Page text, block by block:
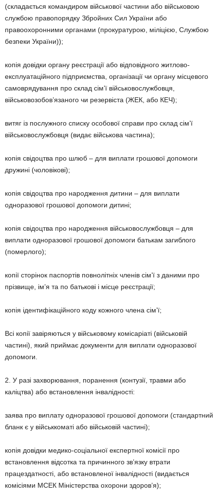
(складається командиром військової частини або військовою
службою правопорядку Збройних Сил України або
правоохоронними органами (прокуратурою, міліцією, Службою
безпеки України));
копія довідки органу реєстрації або відповідного житлово-
експлуатаційного підприємства, організації чи органу місцевого
самоврядування про склад сім’ї військовослужбовця,
військовозобов’язаного чи резервіста (ЖЕК, або КЕЧ);
витяг із послужного списку особової справи про склад сім’ї
військовослужбовця (видає військова частина);
копія свідоцтва про шлюб – для виплати грошової допомоги
дружині (чоловікові);
копія свідоцтва про народження дитини – для виплати
одноразової грошової допомоги дитині;
копія свідоцтва про народження військовослужбовця – для
виплати одноразової грошової допомоги батькам загиблого
(померлого);
копії сторінок паспортів повнолітніх членів сім’ї з даними про
прізвище, ім’я та по батькові і місце реєстрації;
копія ідентифікаційного коду кожного члена сім’ї;
Всі копії завіряються у військовому комісаріаті (військовій
частині), який приймає документи для виплати одноразової
допомоги.
2. У разі захворювання, поранення (контузії, травми або
каліцтва) або встановлення інвалідності:
заява про виплату одноразової грошової допомоги (стандартний
бланк є у військкоматі або військовій частині);
копія довідки медико-соціальної експертної комісії про
встановлення відсотка та причинного зв’язку втрати
працездатності, або встановленої інвалідності (видається
комісіями МСЕК Міністерства охорони здоров’я);